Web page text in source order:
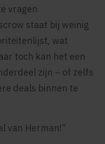
vragen
staat bij weinig
wat
toch kan het een
zijn – of zelfs
deals binnen te
van Herman!”